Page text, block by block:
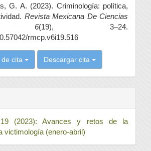
G. A. (2023). Criminología: política,
Revista Mexicana De Ciencias
6(19), 3–24.
rmcp.v6i19.516
cita Descargar cita
(2023): Avances y retos de la
victimología (enero-abril)